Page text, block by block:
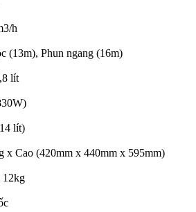
h
(13m), Phun ngang (16m)
lít
lít)
x Cao (420mm x 440mm x 595mm)
12kg